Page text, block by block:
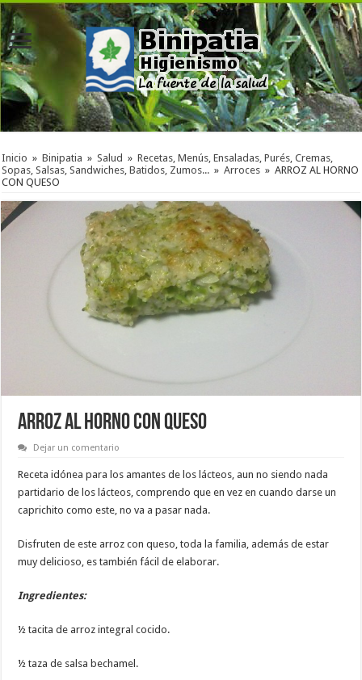
Inicio » Binipatia » Salud » Recetas, Menús, Ensaladas, Purés, Cremas,
Sopas, Salsas, Sandwiches, Batidos, Zumos... » Arroces » ARROZ AL HORNO
CON QUESO
ARROZ AL HORNO CON QUESO
Dejar un comentario
Receta idónea para los amantes de los lácteos, aun no siendo nada
partidario de los lácteos, comprendo que en vez en cuando darse un
caprichito como este, no va a pasar nada.
Disfruten de este arroz con queso, toda la familia, además de estar
muy delicioso, es también fácil de elaborar.
Ingredientes:
½ tacita de arroz integral cocido.
½ taza de salsa bechamel.